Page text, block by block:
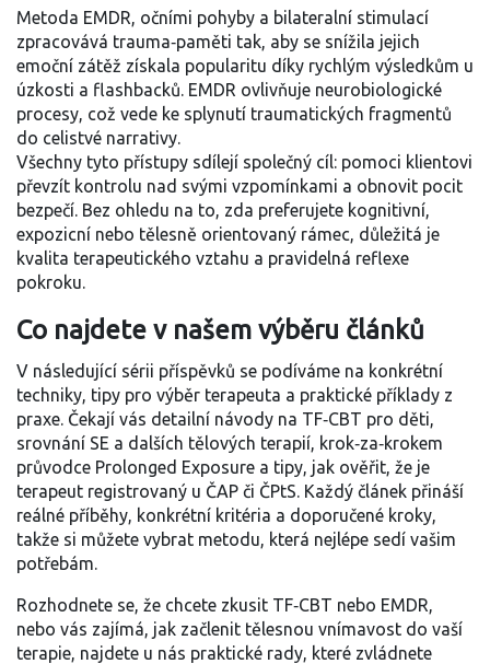
Metoda EMDR, očními pohyby a bilateralní stimulací
zpracovává trauma‑paměti tak, aby se snížila jejich
emoční zátěž získala popularitu díky rychlým výsledkům u
úzkosti a flashbacků. EMDR ovlivňuje neurobiologické
procesy, což vede ke splynutí traumatických fragmentů
do celistvé narrativy.
Všechny tyto přístupy sdílejí společný cíl: pomoci klientovi
převzít kontrolu nad svými vzpomínkami a obnovit pocit
bezpečí. Bez ohledu na to, zda preferujete kognitivní,
expozicní nebo tělesně orientovaný rámec, důležitá je
kvalita terapeutického vztahu a pravidelná reflexe
pokroku.
Co najdete v našem výběru článků
V následující sérii příspěvků se podíváme na konkrétní
techniky, tipy pro výběr terapeuta a praktické příklady z
praxe. Čekají vás detailní návody na TF‑CBT pro děti,
srovnání SE a dalších tělových terapií, krok‑za‑krokem
průvodce Prolonged Exposure a tipy, jak ověřit, že je
terapeut registrovaný u ČAP či ČPtS. Každý článek přináší
reálné příběhy, konkrétní kritéria a doporučené kroky,
takže si můžete vybrat metodu, která nejlépe sedí vašim
potřebám.
Rozhodnete se, že chcete zkusit TF‑CBT nebo EMDR,
nebo vás zajímá, jak začlenit tělesnou vnímavost do vaší
terapie, najdete u nás praktické rady, které zvládnete